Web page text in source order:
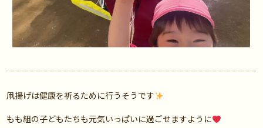
凧揚げは健康を祈るために行うそうです
もも組の子どもたちも元気いっぱいに過ごせますように